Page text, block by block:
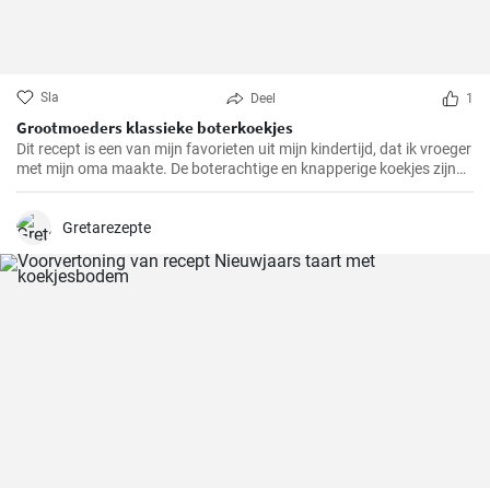
Sla Deel 1
Grootmoeders klassieke boterkoekjes
Dit recept is een van mijn favorieten uit mijn kindertijd, dat ik vroeger
met mijn oma maakte. De boterachtige en knapperige koekjes zijn
niet alleen makkelijk te maken, maar brengen ook diepe
hebben het recept door de jaren heen zorgvuldig verfijnd en hopen
Gretarezepte